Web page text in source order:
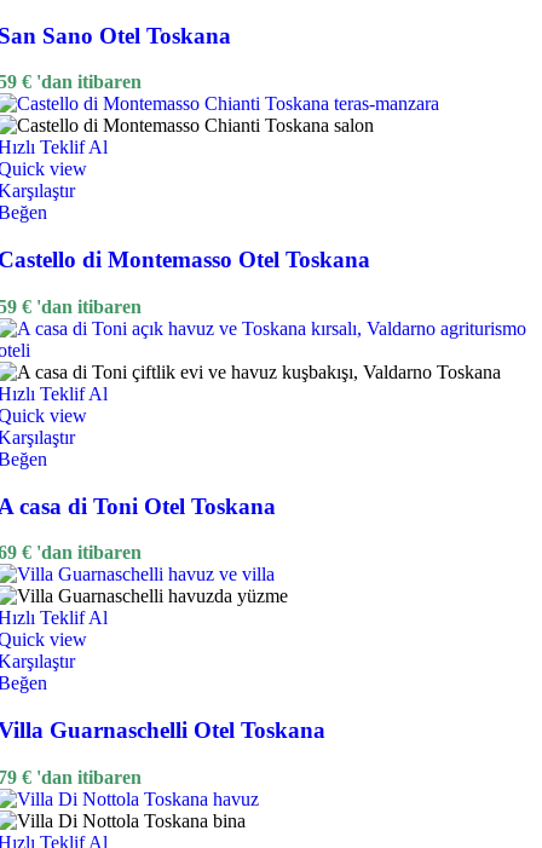
Sano Otel Toskana
€ 'dan itibaren
Teklif Al
view
di Montemasso Otel Toskana
€ 'dan itibaren
Teklif Al
view
casa di Toni Otel Toskana
€ 'dan itibaren
Teklif Al
view
Guarnaschelli Otel Toskana
€ 'dan itibaren
Teklif Al